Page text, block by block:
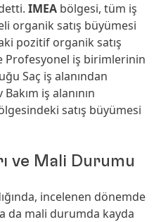
IMEA bölgesi, tüm iş
organik satış büyümesi
pozitif organik satış
Profesyonel iş birimlerinin
Saç iş alanından
iş alanının
satış büyümesi
ve Mali Durumu
incelenen dönemde
da mali durumda kayda